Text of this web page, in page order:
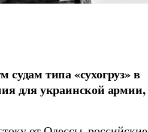
типа «сухогруз» в
для украинской армии,